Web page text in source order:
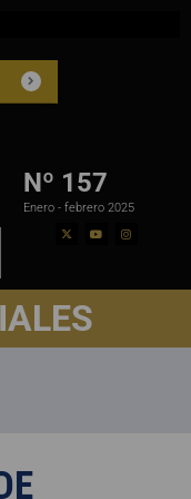
Nº 157
Enero - febrero 2025